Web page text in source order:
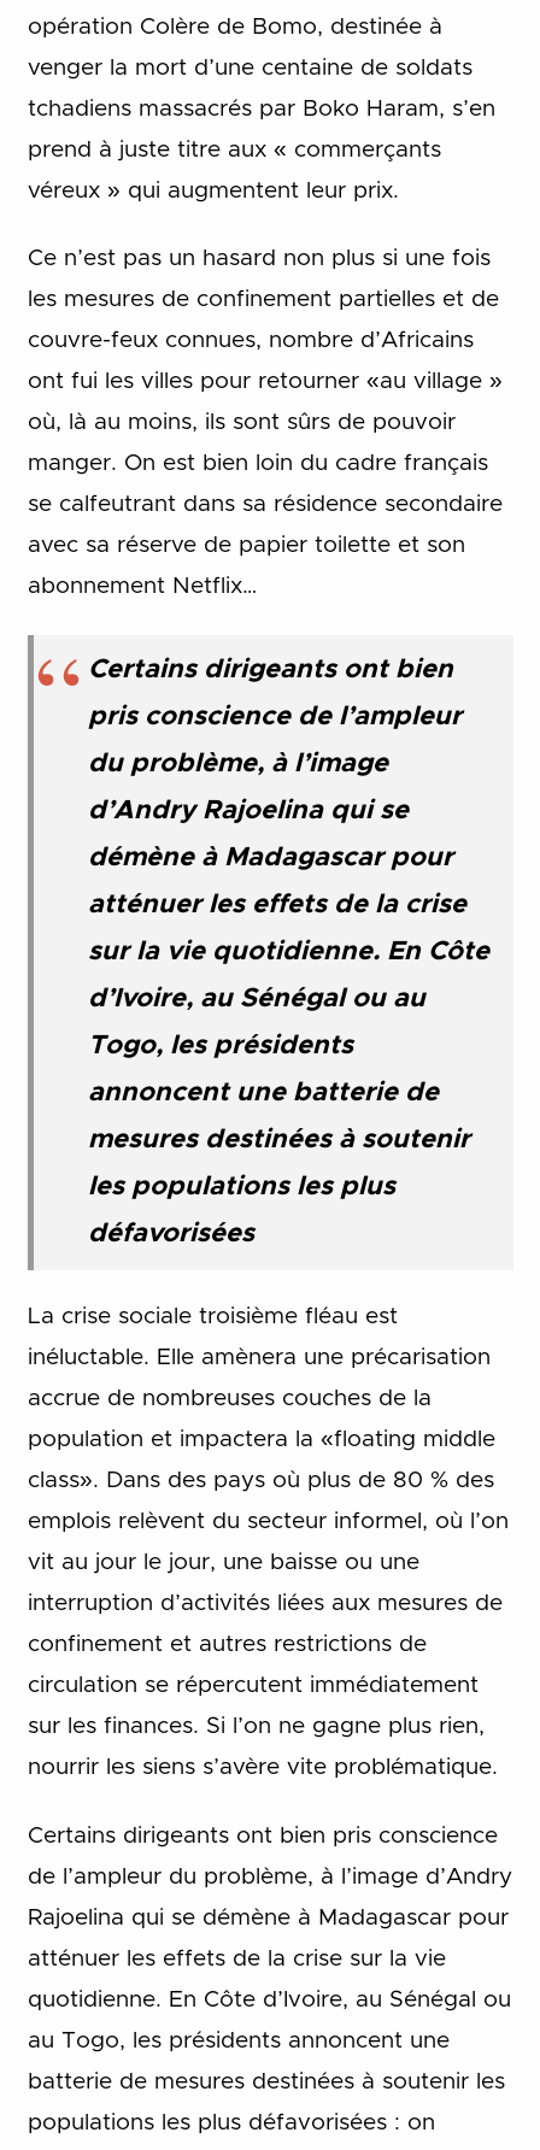
opération Colère de Bomo, destinée à
venger la mort d’une centaine de soldats
tchadiens massacrés par Boko Haram, s’en
prend à juste titre aux « commerçants
véreux » qui augmentent leur prix.
Ce n’est pas un hasard non plus si une fois
les mesures de confinement partielles et de
couvre-feux connues, nombre d’Africains
ont fui les villes pour retourner «au village »
où, là au moins, ils sont sûrs de pouvoir
manger. On est bien loin du cadre français
se calfeutrant dans sa résidence secondaire
avec sa réserve de papier toilette et son
abonnement Netflix…
Certains dirigeants ont bien
pris conscience de l’ampleur
du problème, à l’image
d’Andry Rajoelina qui se
démène à Madagascar pour
atténuer les effets de la crise
sur la vie quotidienne. En Côte
d’Ivoire, au Sénégal ou au
Togo, les présidents
annoncent une batterie de
mesures destinées à soutenir
les populations les plus
défavorisées
La crise sociale troisième fléau est
inéluctable. Elle amènera une précarisation
accrue de nombreuses couches de la
population et impactera la «floating middle
class». Dans des pays où plus de 80 % des
emplois relèvent du secteur informel, où l’on
vit au jour le jour, une baisse ou une
interruption d’activités liées aux mesures de
confinement et autres restrictions de
circulation se répercutent immédiatement
sur les finances. Si l’on ne gagne plus rien,
nourrir les siens s’avère vite problématique.
Certains dirigeants ont bien pris conscience
de l’ampleur du problème, à l’image d’Andry
Rajoelina qui se démène à Madagascar pour
atténuer les effets de la crise sur la vie
quotidienne. En Côte d’Ivoire, au Sénégal ou
au Togo, les présidents annoncent une
batterie de mesures destinées à soutenir les
populations les plus défavorisées : on